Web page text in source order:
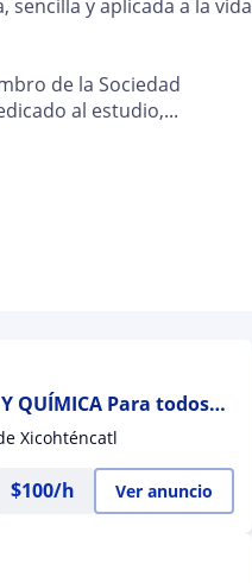
y aplicada a la vida
de la Sociedad
al estudio,...
Y QUÍMICA Para todos
Maestría y
Xicohténcatl
$100/h Ver anuncio